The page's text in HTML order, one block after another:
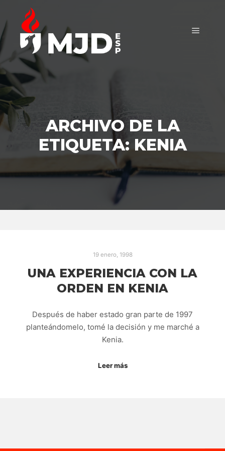
ARCHIVO DE LA
ETIQUETA: KENIA
19 enero, 1998
UNA EXPERIENCIA CON LA
ORDEN EN KENIA
Después de haber estado gran parte de 1997
planteándomelo, tomé la decisión y me marché a
Kenia.
Leer más